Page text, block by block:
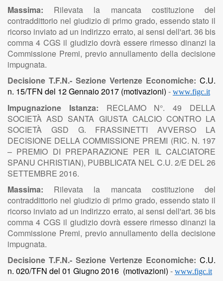
Massima: Rilevata la mancata costituzione del
contraddittorio nel giudizio di primo grado, essendo stato il
ricorso inviato ad un indirizzo errato, ai sensi dell'art. 36 bis
comma 4 CGS il giudizio dovrà essere rimesso dinanzi la
Commissione Premi, previo annullamento della decisione
impugnata.
Decisione T.F.N.- Sezione Vertenze Economiche: C.U.
n. 15/TFN del 12 Gennaio 2017 (motivazioni) - www.figc.it
Impugnazione Istanza: RECLAMO N°. 49 DELLA
SOCIETÀ ASD SANTA GIUSTA CALCIO CONTRO LA
SOCIETÀ GSD G. FRASSINETTI AVVERSO LA
DECISIONE DELLA COMMISSIONE PREMI (RIC. N. 197
– PREMIO DI PREPARAZIONE PER IL CALCIATORE
SPANU CHRISTIAN), PUBBLICATA NEL C.U. 2/E DEL 26
SETTEMBRE 2016.
Massima: Rilevata la mancata costituzione del
contraddittorio nel giudizio di primo grado, essendo stato il
ricorso inviato ad un indirizzo errato, ai sensi dell'art. 36 bis
comma 4 CGS il giudizio dovrà essere rimesso dinanzi la
Commissione Premi, previo annullamento della decisione
impugnata.
Decisione T.F.N.- Sezione Vertenze Economiche: C.U.
n. 020/TFN del 01 Giugno 2016 (motivazioni) - www.figc.it